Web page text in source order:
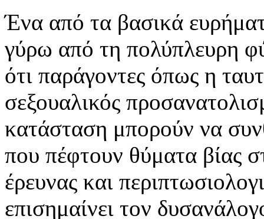
Ένα από τα βασικά
γύρω από τη πολύπλευρη
ότι παράγοντες όπως η
σεξουαλικός
κατάσταση μπορούν να
που πέφτουν θύματα βίας
έρευνας και
επισημαίνει τον